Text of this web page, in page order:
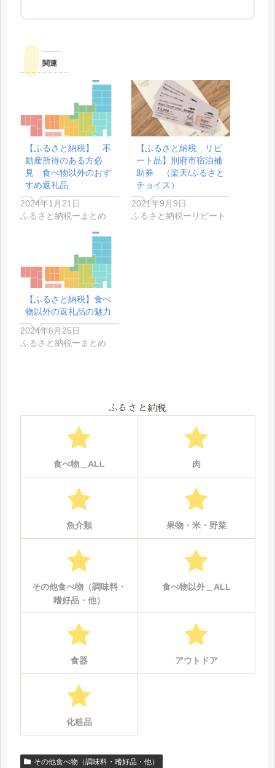
関連
【ふるさと納税】 不
動産所得のある方必
見 食べ物以外のおす
すめ返礼品
2024年1月21日
ふるさと納税ーまとめ
【ふるさと納税 リピ
ート品】別府市宿泊補
助券 （楽天/ふるさと
チョイス）
2021年9月9日
ふるさと納税ーリピート
【ふるさと納税】食べ
物以外の返礼品の魅力
2024年6月25日
ふるさと納税ーまとめ
ふるさと納税
食べ物＿ALL 肉
魚介類 果物・米・野菜
その他食べ物（調味料・
嗜好品・他）
食べ物以外＿ALL
食器 アウトドア
化粧品
その他食べ物（調味料・嗜好品・他）